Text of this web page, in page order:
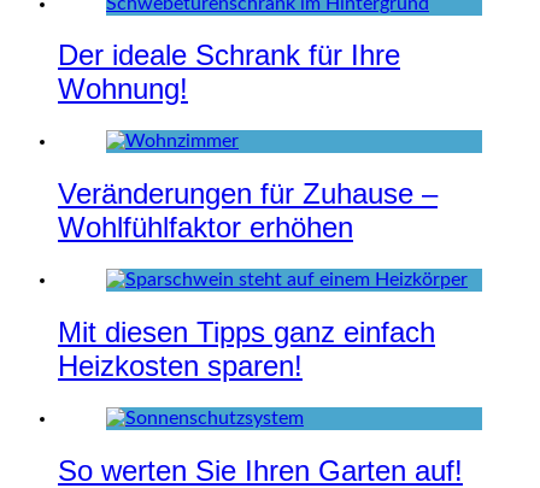
Der ideale Schrank für Ihre
Wohnung!
Veränderungen für Zuhause –
Wohlfühlfaktor erhöhen
Mit diesen Tipps ganz einfach
Heizkosten sparen!
So werten Sie Ihren Garten auf!